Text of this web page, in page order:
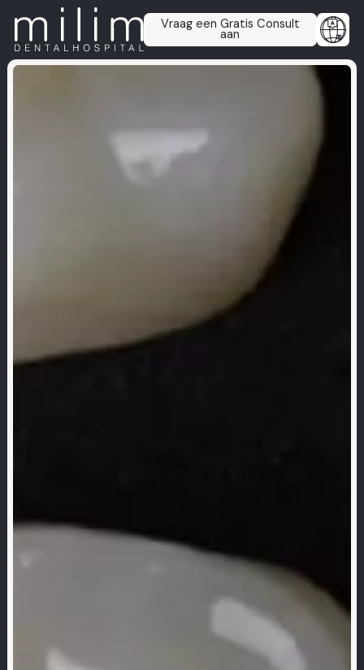
Vraag een Gratis Consult
aan